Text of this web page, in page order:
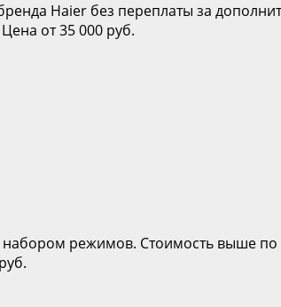
Haier без переплаты за
от 35 000 руб.
режимов. Стоимость выше